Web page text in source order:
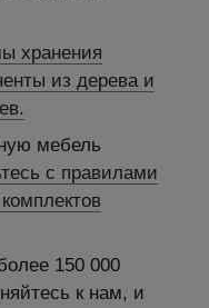
хранения
из дерева и
мебель
с правилами
150 000
к нам, и